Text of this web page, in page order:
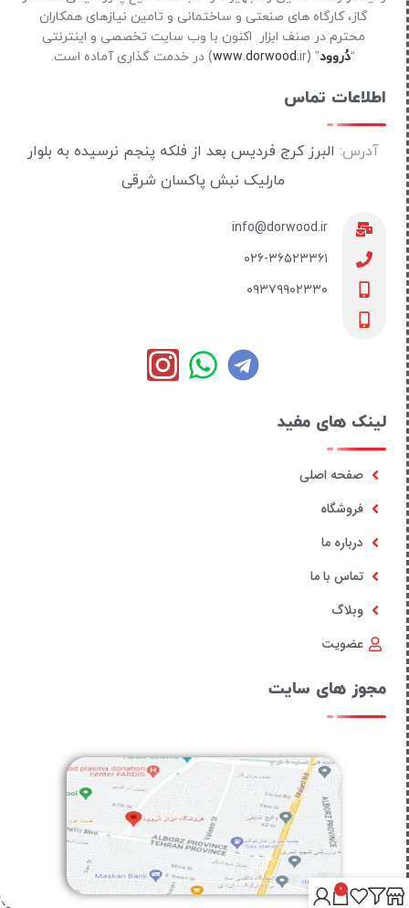
گاز، کارگاه های صنعتی و ساختمانی و تامین نیازهای همکاران
محترم در صنف ابزار اکنون با وب سایت تخصصی و اینترنتی
“دُروود” (
www.dorwood.ir) در خدمت گذاری آماده است.
اطلاعات تماس
آدرس: البرز کرج فردیس بعد از فلکه پنجم نرسیده به بلوار
مارلیک نبش پاکسان شرقی
info@dorwood.ir
۰۲۶-۳۶۵۲۳۳۶۱
۰۹۳۷۹۹۰۲۳۳۰
لینک های مفید
صفحه اصلی
فروشگاه
درباره ما
تماس با ما
وبلاگ
عضویت
مجوز های سایت
0